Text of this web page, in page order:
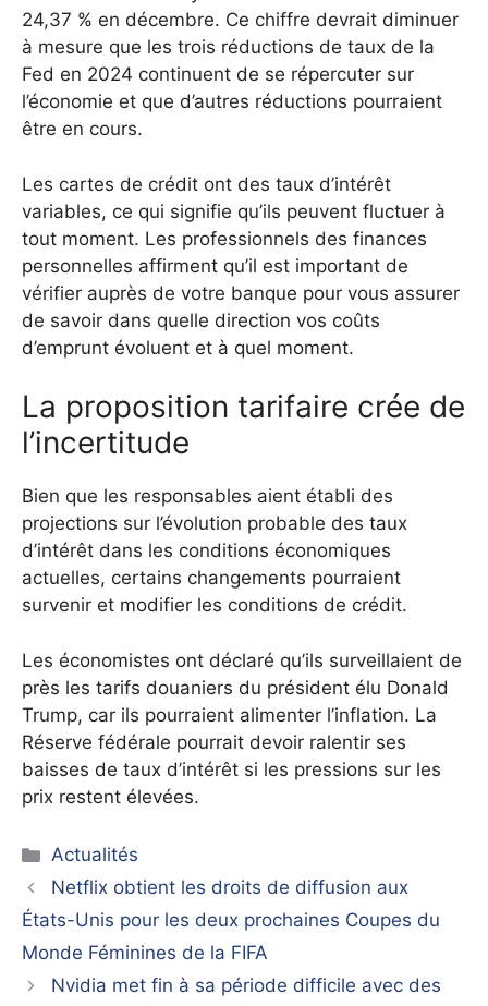
24,37 % en décembre. Ce chiffre devrait diminuer
à mesure que les trois réductions de taux de la
Fed en 2024 continuent de se répercuter sur
l’économie et que d’autres réductions pourraient
être en cours.
Les cartes de crédit ont des taux d’intérêt
variables, ce qui signifie qu’ils peuvent fluctuer à
tout moment. Les professionnels des finances
personnelles affirment qu’il est important de
vérifier auprès de votre banque pour vous assurer
de savoir dans quelle direction vos coûts
d’emprunt évoluent et à quel moment.
La proposition tarifaire crée de
l’incertitude
Bien que les responsables aient établi des
projections sur l’évolution probable des taux
d’intérêt dans les conditions économiques
actuelles, certains changements pourraient
survenir et modifier les conditions de crédit.
Les économistes ont déclaré qu’ils surveillaient de
près les tarifs douaniers du président élu Donald
Trump, car ils pourraient alimenter l’inflation. La
Réserve fédérale pourrait devoir ralentir ses
baisses de taux d’intérêt si les pressions sur les
prix restent élevées.
Catégories
Actualités
Netflix obtient les droits de diffusion aux
États-Unis pour les deux prochaines Coupes du
Monde Féminines de la FIFA
Nvidia met fin à sa période difficile avec des